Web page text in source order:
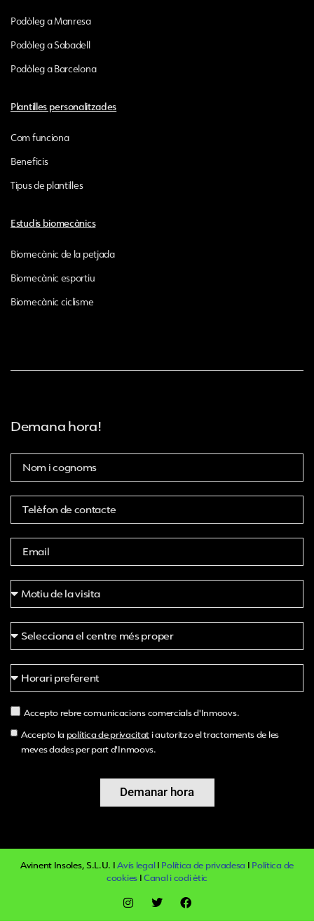
Podòleg a Manresa
Podòleg a Sabadell
Podòleg a Barcelona
Plantilles personalitzades
Com funciona
Beneficis
Tipus de plantilles
Estudis biomecànics
Biomecànic de la petjada
Biomecànic esportiu
Biomecànic ciclisme
Demana hora!
Accepto rebre comunicacions comercials d'Inmoovs.
Accepto la política de privacitat i autoritzo el tractaments de les
meves dades per part d'Inmoovs.
Demanar hora
Avinent Insoles, S.L.U. IAvís legalI Política de privadesa I Política de
cookiesICanal i codi ètic